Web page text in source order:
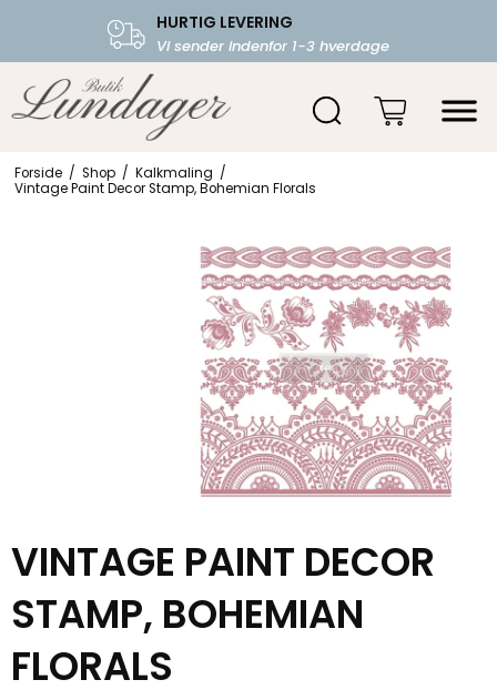
HURTIG LEVERING
Vi sender indenfor 1-3 hverdage
FRI FRAGT OVER 599.-
Starter fra 39,-
Forside / Shop / Kalkmaling /
Vintage Paint Decor Stamp, Bohemian Florals
VINTAGE PAINT DECOR
STAMP, BOHEMIAN
FLORALS